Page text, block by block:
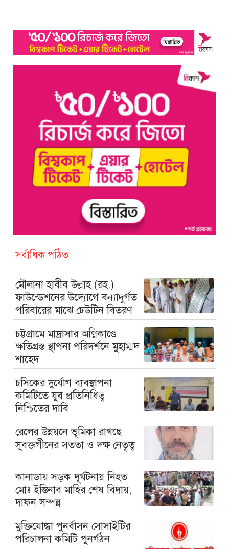
সর্বাধিক পঠিত
মৌলানা হাবীব উল্লাহ (রহ.)
ফাউন্ডেশনের উদ্যোগে বন্যাদুর্গত
পরিবারের মাঝে ঢেউটিন বিতরণ
চট্টগ্রামে মাদ্রাসার অগ্নিকাণ্ডে
ক্ষতিগ্রস্ত স্থাপনা পরিদর্শনে মুহাম্মদ
শাহেদ
চসিকের দুর্যোগ ব্যবস্থাপনা
কমিটিতে যুব প্রতিনিধিত্ব
নিশ্চিতের দাবি
রেলের উন্নয়নে ভূমিকা রাখছে
সুবক্তগীনের সততা ও দক্ষ নেতৃত্ব
কানাডায় সড়ক দূর্ঘটনায় নিহত
মোঃ ইস্তিনাব মাহির শেষ বিদায়,
দাফন সম্পন্ন
মুক্তিযোদ্ধা পুনর্বাসন সোসাইটির
পরিচালনা কমিটি পুনর্গঠন